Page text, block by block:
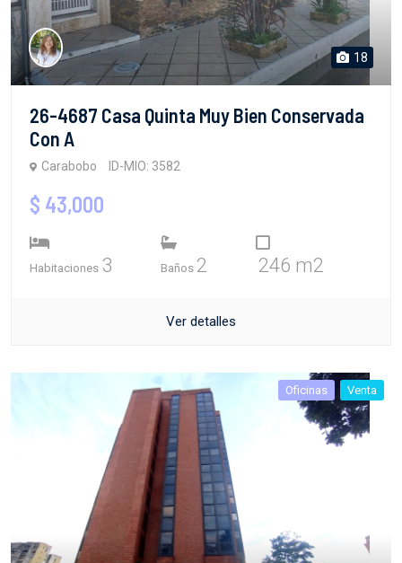
18
26-4687 Casa Quinta Muy Bien Conservada
Con A
Carabobo ID-MIO: 3582
$ 43,000
Habitaciones 3 Baños 2 246 m2
Ver detalles
Oficinas Venta